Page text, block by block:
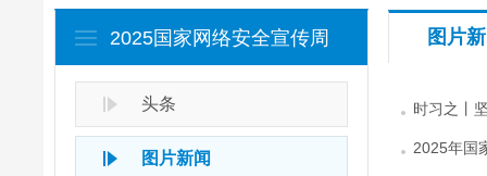
2025国家网络安全宣传周
头条
图片新闻
图片
时习之丨
2025年国